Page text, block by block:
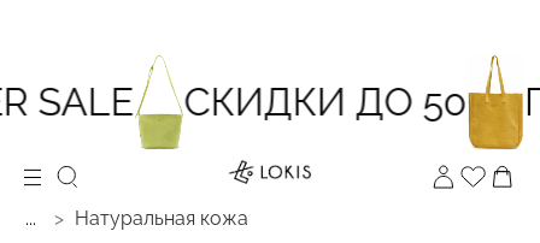
SALE СКИДКИ ДО 50
... Натуральная кожа